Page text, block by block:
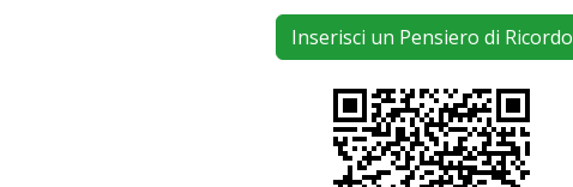
Inserisci un Pensiero di Ricordo